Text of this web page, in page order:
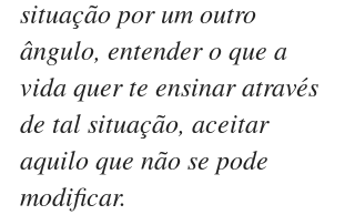
situação por um outro
ângulo, entender o que a
vida quer te ensinar através
de tal situação, aceitar
aquilo que não se pode
modificar.